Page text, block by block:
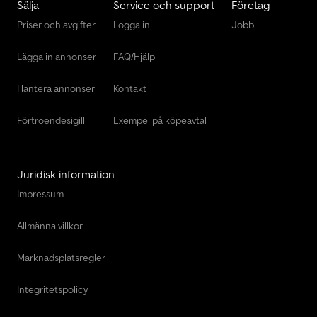
Sälja
Priser och avgifter
Lägga in annonser
Hantera annonser
Förtroendesigill
Service och support
Logga in
FAQ/Hjälp
Kontakt
Exempel på köpeavtal
Företag
Jobb
Juridisk information
Impressum
Allmänna villkor
Marknadsplatsregler
Integritetspolicy